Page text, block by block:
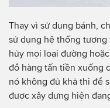
Thay vì sử dụng bánh,
sử dụng hệ thống
hủy mọi loại đường
đổ hàng tấn tiền xuống
nó không đủ khả thi để
được xây dựng hiện